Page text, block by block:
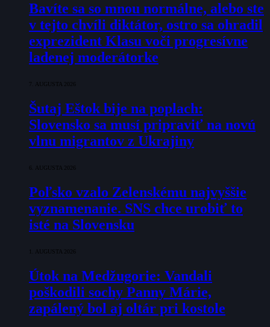
Bavíte sa so mnou normálne, alebo ste
v tejto chvíli diktátor, ostro sa ohradil
exprezident Klasu voči progresívne
ladenej moderátorke
7. AUGUSTA 2026
Šutaj Eštok bije na poplach:
Slovensko sa musí pripraviť na novú
vlnu migrantov z Ukrajiny
6. AUGUSTA 2026
Poľsko vzalo Zelenskému najvyššie
vyznamenanie. SNS chce urobiť to
isté na Slovensku
1. AUGUSTA 2026
Útok na Medžugorie: Vandali
poškodili sochy Panny Márie,
zapálený bol aj oltár pri kostole